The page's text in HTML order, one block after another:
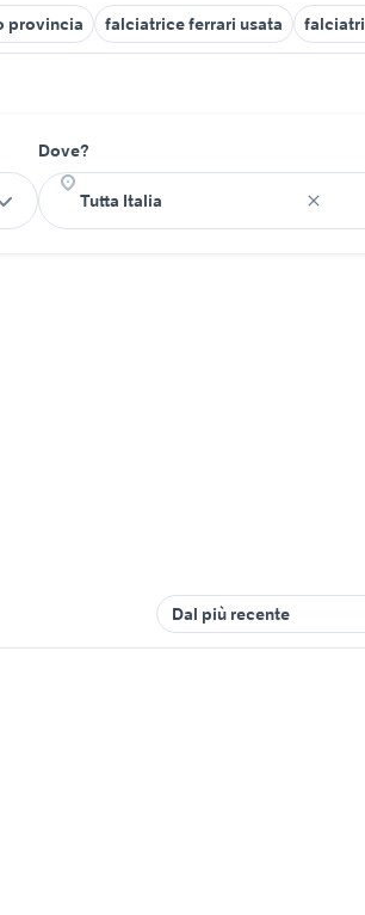
provincia falciatrice ferrari usata
Dove?
Dal più recente